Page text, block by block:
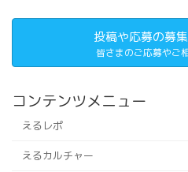
投稿や応募の募
皆さまのご応募やご
コンテンツメニュー
えるレポ
えるカルチャー